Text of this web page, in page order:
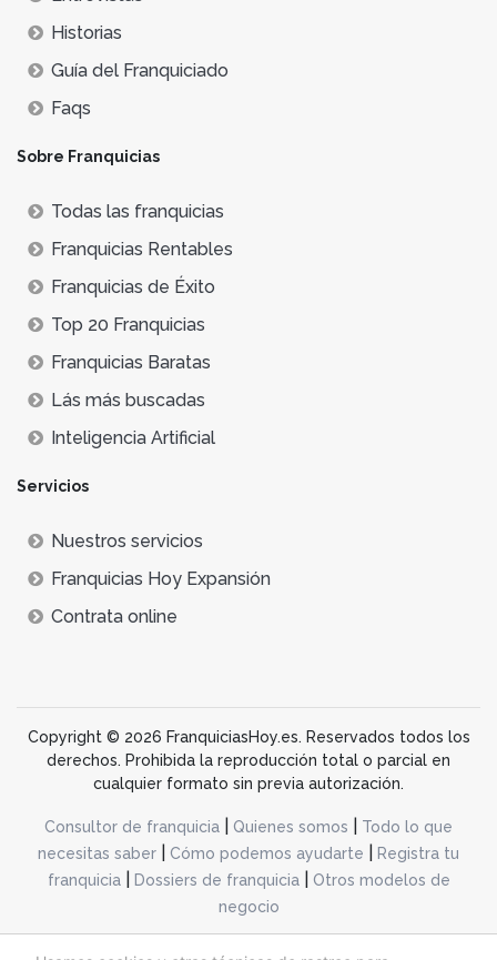
Historias
Guía del Franquiciado
Faqs
Sobre Franquicias
Todas las franquicias
Franquicias Rentables
Franquicias de Éxito
Top 20 Franquicias
Franquicias Baratas
Lás más buscadas
Inteligencia Artificial
Servicios
Nuestros servicios
Franquicias Hoy Expansión
Contrata online
Copyright © 2026 FranquiciasHoy.es. Reservados todos los
derechos. Prohibida la reproducción total o parcial en
cualquier formato sin previa autorización.
Consultor de franquicia Quienes somos
Todo lo que
necesitas saber
Cómo podemos ayudarte
Registra tu
franquicia| Dossiers de franquicia|
Otros modelos de
negocio